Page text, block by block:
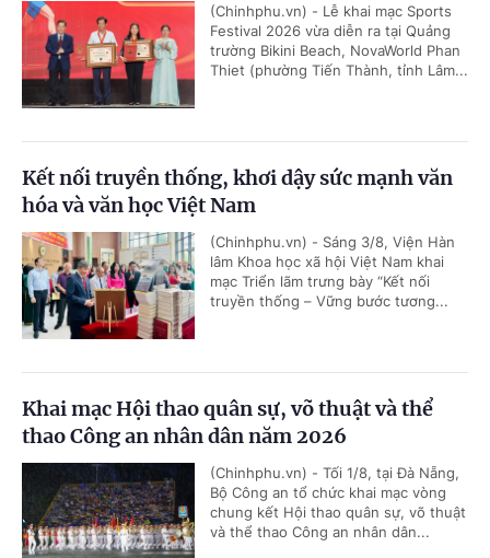
(Chinhphu.vn) - Lễ khai mạc Sports
Festival 2026 vừa diễn ra tại Quảng
trường Bikini Beach, NovaWorld Phan
Thiet (phường Tiến Thành, tỉnh Lâm...
Kết nối truyền thống, khơi dậy sức mạnh văn
hóa và văn học Việt Nam
(Chinhphu.vn) - Sáng 3/8, Viện Hàn
lâm Khoa học xã hội Việt Nam khai
mạc Triển lãm trưng bày “Kết nối
truyền thống – Vững bước tương...
Khai mạc Hội thao quân sự, võ thuật và thể
thao Công an nhân dân năm 2026
(Chinhphu.vn) - Tối 1/8, tại Đà Nẵng,
Bộ Công an tổ chức khai mạc vòng
chung kết Hội thao quân sự, võ thuật
và thể thao Công an nhân dân...